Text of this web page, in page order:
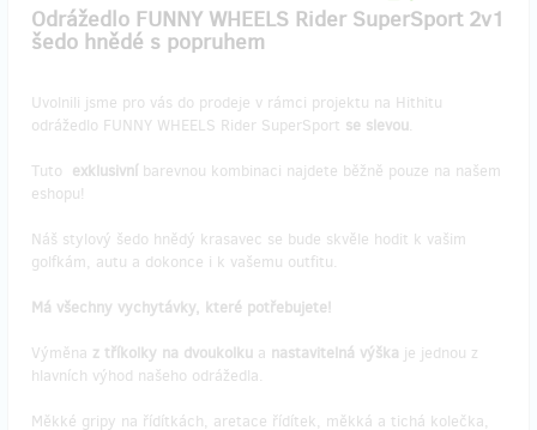
Odrážedlo FUNNY WHEELS Rider SuperSport 2v1
šedo hnědé s popruhem
Uvolnili jsme pro vás do prodeje v rámci projektu na Hithitu
odrážedlo FUNNY WHEELS Rider SuperSport se slevou.
Tuto exklusivní barevnou kombinaci najdete běžně pouze na našem
eshopu!
Náš stylový šedo hnědý krasavec se bude skvěle hodit k vašim
golfkám, autu a dokonce i k vašemu outfitu.
Má všechny vychytávky, které potřebujete!
Výměna z tříkolky na dvoukolku a nastavitelná výška je jednou z
hlavních výhod našeho odrážedla.
Měkké gripy na řídítkách, aretace řídítek, měkká a tichá kolečka,